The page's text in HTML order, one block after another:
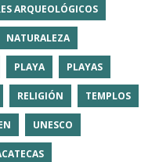
ARQUEOLÓGICOS
NATURALEZA
PLAYA PLAYAS
RELIGIÓN TEMPLOS
UNESCO